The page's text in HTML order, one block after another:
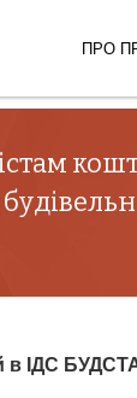
ПРО
в ІДС